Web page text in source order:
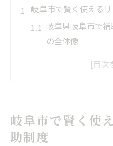
岐阜市で賢く使える
岐阜県岐阜市で
の全体像
岐阜市の株式会
補助金を使った
解説
岐阜市で賢く使
助制度